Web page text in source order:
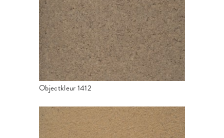
Objectkleur 1412